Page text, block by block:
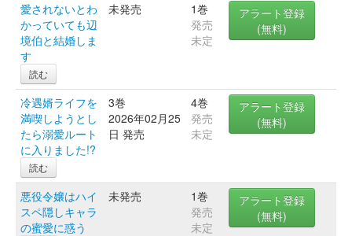
愛されないとわ
かっていても辺
境伯と結婚しま
す
読む
未発売
1巻
発売
未定
アラート登録
(無料)
冷遇婿ライフを
満喫しようとし
たら溺愛ルート
に入りました!?
読む
3巻
2026年02月25
日 発売
4巻
発売
未定
アラート登録
(無料)
悪役令嬢はハイ
スペ隠しキャラ
の蜜愛に惑う
未発売
1巻
発売
未定
アラート登録
(無料)